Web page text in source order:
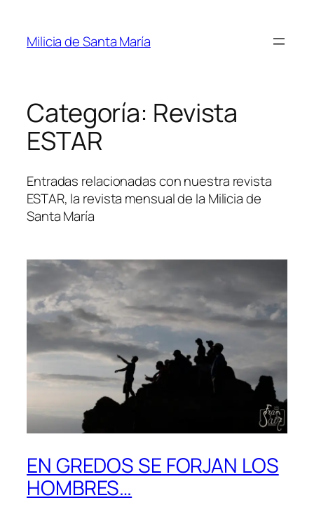
contenido
Milicia de Santa María
Categoría: Revista
ESTAR
Entradas relacionadas con nuestra revista
ESTAR, la revista mensual de la Milicia de
Santa María
EN GREDOS SE FORJAN LOS
HOMBRES…